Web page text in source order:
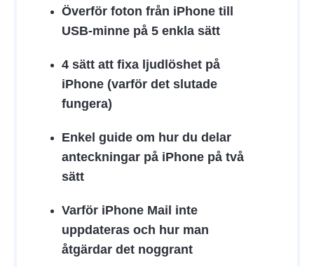
Överför foton från iPhone till
USB-minne på 5 enkla sätt
4 sätt att fixa ljudlöshet på
iPhone (varför det slutade
fungera)
Enkel guide om hur du delar
anteckningar på iPhone på två
sätt
Varför iPhone Mail inte
uppdateras och hur man
åtgärdar det noggrant